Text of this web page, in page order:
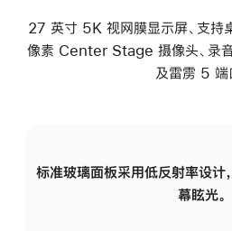
27 英寸 5K 视网膜显示屏、支
像素 Center Stage 摄像头、录音
及雷雳 5 端
标准玻璃面板采用低反射率设计
幕眩光。